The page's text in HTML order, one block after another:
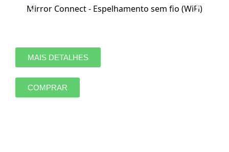
Mirror Connect - Espelhamento sem fio (WiFi)
MAIS DETALHES
COMPRAR